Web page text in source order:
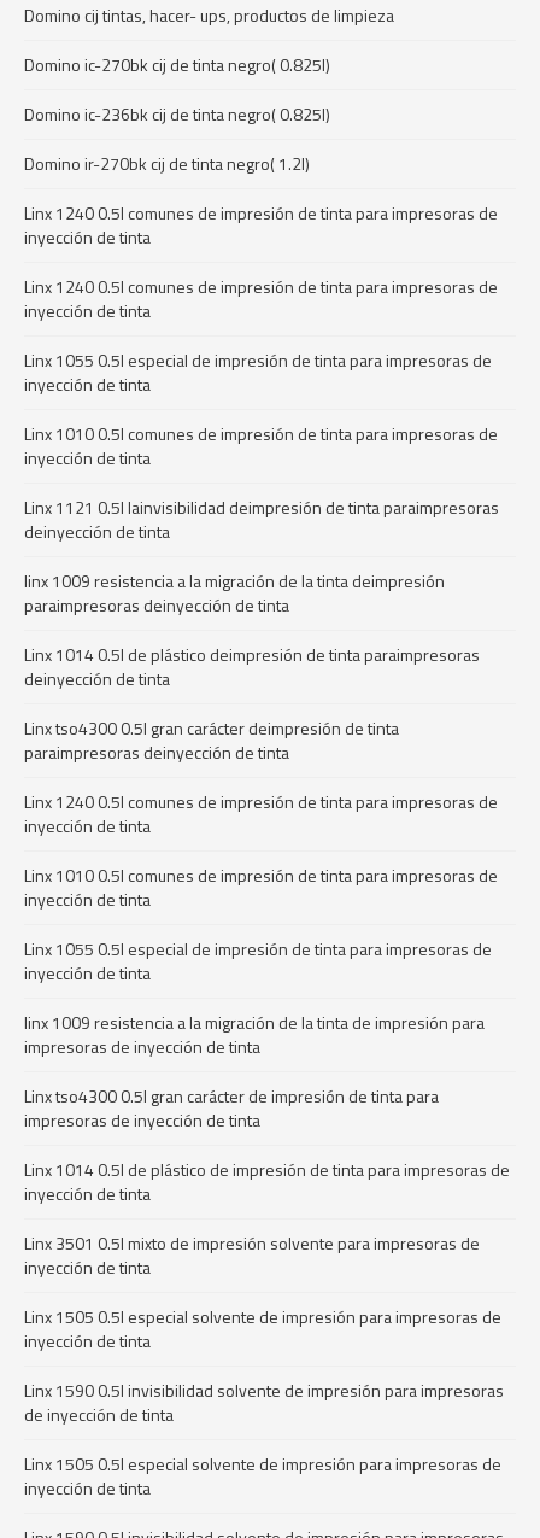
Domino cij tintas, hacer- ups, productos de limpieza
Domino ic-270bk cij de tinta negro( 0.825l)
Domino ic-236bk cij de tinta negro( 0.825l)
Domino ir-270bk cij de tinta negro( 1.2l)
Linx 1240 0.5l comunes de impresión de tinta para impresoras de
inyección de tinta
Linx 1240 0.5l comunes de impresión de tinta para impresoras de
inyección de tinta
Linx 1055 0.5l especial de impresión de tinta para impresoras de
inyección de tinta
Linx 1010 0.5l comunes de impresión de tinta para impresoras de
inyección de tinta
Linx 1121 0.5l lainvisibilidad deimpresión de tinta paraimpresoras
deinyección de tinta
linx 1009 resistencia a la migración de la tinta deimpresión
paraimpresoras deinyección de tinta
Linx 1014 0.5l de plástico deimpresión de tinta paraimpresoras
deinyección de tinta
Linx tso4300 0.5l gran carácter deimpresión de tinta
paraimpresoras deinyección de tinta
Linx 1240 0.5l comunes de impresión de tinta para impresoras de
inyección de tinta
Linx 1010 0.5l comunes de impresión de tinta para impresoras de
inyección de tinta
Linx 1055 0.5l especial de impresión de tinta para impresoras de
inyección de tinta
linx 1009 resistencia a la migración de la tinta de impresión para
impresoras de inyección de tinta
Linx tso4300 0.5l gran carácter de impresión de tinta para
impresoras de inyección de tinta
Linx 1014 0.5l de plástico de impresión de tinta para impresoras de
inyección de tinta
Linx 3501 0.5l mixto de impresión solvente para impresoras de
inyección de tinta
Linx 1505 0.5l especial solvente de impresión para impresoras de
inyección de tinta
Linx 1590 0.5l invisibilidad solvente de impresión para impresoras
de inyección de tinta
Linx 1505 0.5l especial solvente de impresión para impresoras de
inyección de tinta